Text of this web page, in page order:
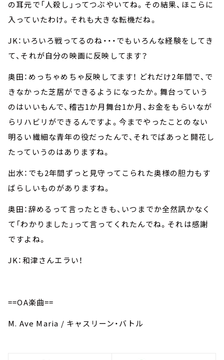
の耳元で「人殺し」ってつぶやいてね。その結果、ほこらに
入っていたわけ。それも大きな転機だね。
JK：いろいろ戦ってるのね・・・でもいろんな経験をしてき
て、それが自分の映画に反映してます？
奥田：めっちゃめちゃ反映してます！ どれだけ2年間で、で
きなかった芝居ができるようになったか。舞台っていう
のはいいもんで、稽古1か月舞台1か月、お金をもらいなが
らリハビリができるんですよ。今までやったことのない
明るい繊細な青年の役だったんで、それでばあっと開花し
たっていうのはありますね。
出水：でも2年間ずっと見守ってこられた奥様の胆力もす
ばらしいものがありますね。
奥田：辞めるって言ったときも、いつまでか全然訊かなく
て「わかりました」って言ってくれたんでね。それは感謝
ですよね。
JK：和津さんエラい！
==OA楽曲==
M. Ave Maria / キャスリーン・バトル